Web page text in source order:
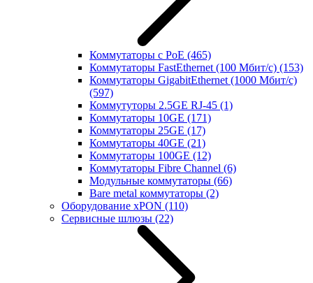
Коммутаторы с PoE (465)
Коммутаторы FastEthernet (100 Мбит/с) (153)
Коммутаторы GigabitEthernet (1000 Мбит/с)
(597)
Коммутуторы 2.5GE RJ-45 (1)
Коммутаторы 10GE (171)
Коммутаторы 25GE (17)
Коммутаторы 40GE (21)
Коммутаторы 100GE (12)
Коммутаторы Fibre Channel (6)
Модульные коммутаторы (66)
Bare metal коммутаторы (2)
Оборудование xPON (110)
Сервисные шлюзы (22)